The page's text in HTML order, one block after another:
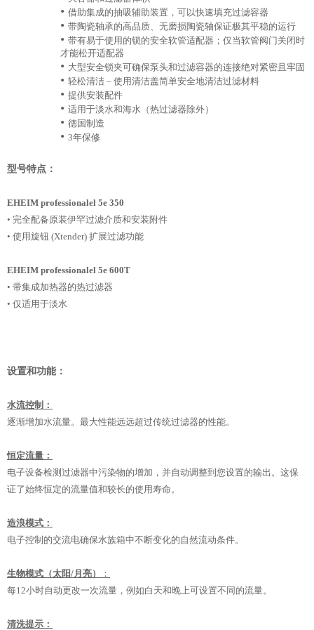
• 借助集成的抽吸辅助装置，可以快速填充过滤容器
• 带陶瓷轴承的高品质、无磨损陶瓷轴保证极其平稳的运行
• 带有易于使用的锁的安全软管适配器；仅当软管阀门关闭时
才能松开适配器
• 大型安全锁夹可确保泵头和过滤容器的连接绝对紧密且牢固
• 轻松清洁 – 使用清洁盖简单安全地清洁过滤材料
• 提供安装配件
• 适用于淡水和海水（热过滤器除外）
• 德国制造
• 3年保修
型号特点：
EHEIM professionalel 5e 350
• 完全配备原装伊罕过滤介质和安装附件
• 使用旋钮 (Xtender) 扩展过滤功能
EHEIM professionalel 5e 600T
• 带集成加热器的热过滤器
• 仅适用于淡水
设置和功能：
水流控制：
逐渐增加水流量。最大性能远远超过传统过滤器的性能。
恒定流量：
电子设备检测过滤器中污染物的增加，并自动调整到您设置的输出。这保
证了始终恒定的流量值和较长的使用寿命。
造浪模式：
电子控制的交流电确保水族箱中不断变化的自然流动条件。
生物模式（太阳/月亮）
：
每12小时自动更改一次流量，例如白天和晚上可设置不同的流量。
清洗提示：